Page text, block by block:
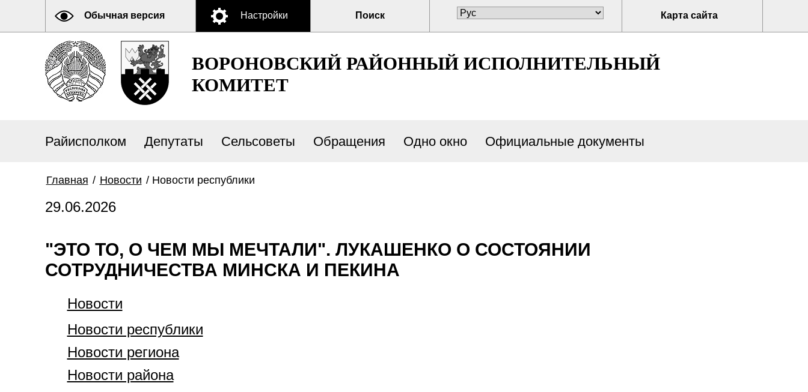
Обычная версия Настройки Поиск Карта сайта
ВОРОНОВСКИЙ РАЙОННЫЙ ИСПОЛНИТЕЛЬНЫЙ
КОМИТЕТ
Райисполком Депутаты Сельсоветы Oбращения Одно окно Официальные документы
Главная / Новости / Новости республики
29.06.2026
"ЭТО ТО, О ЧЕМ МЫ МЕЧТАЛИ". ЛУКАШЕНКО О СОСТОЯНИИ
СОТРУДНИЧЕСТВА МИНСКА И ПЕКИНА
Новости
Новости республики
Новости региона
Новости района